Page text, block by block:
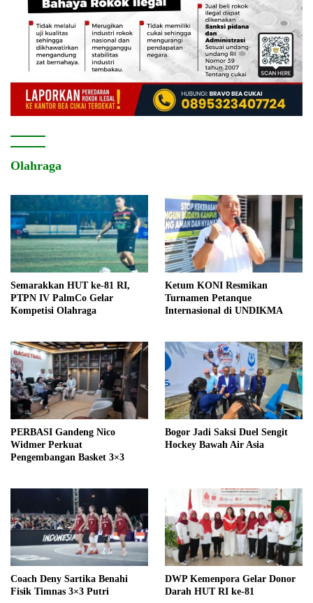
Olahraga
Semarakkan HUT ke-81 RI,
PTPN IV PalmCo Gelar
Kompetisi Olahraga
Ketum KONI Resmikan
Turnamen Petanque
Internasional di UNDIKMA
PERBASI Gandeng Nico
Widmer Perkuat
Pengembangan Basket 3×3
Bogor Jadi Saksi Duel Sengit
Hockey Bawah Air Asia
Coach Deny Sartika Benahi
Fisik Timnas 3×3 Putri
DWP Kemenpora Gelar Donor
Darah HUT RI ke-81